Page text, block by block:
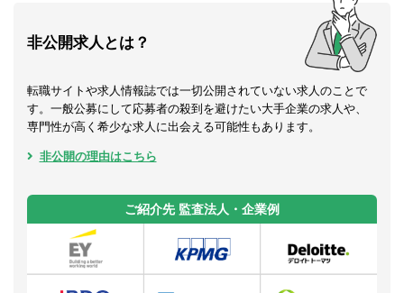
非公開求人とは？
転職サイトや求人情報誌では一切公開されていない求人のことで
す。一般公募にして応募者の殺到を避けたい大手企業の求人や、
専門性が高く希少な求人に出会える可能性もあります。
非公開の理由はこちら
ご紹介先 監査法人・企業例